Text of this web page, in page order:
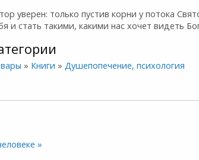
уверен: только пустив корни у потока
и стать такими, какими нас хочет видеть
» Книги » Душепопечение, психология
»